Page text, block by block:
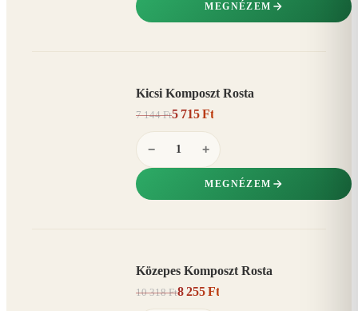
MEGNÉZEM
Kicsi Komposzt Rosta
7 144 Ft5 715 Ft
− +
MEGNÉZEM
Közepes Komposzt Rosta
10 318 Ft8 255 Ft